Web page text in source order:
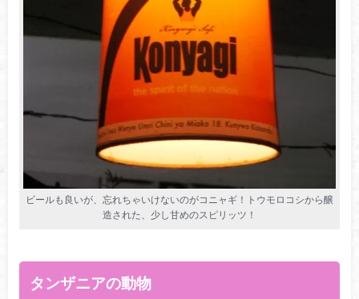
ビールも良いが、忘れちゃいけないのがコニャギ！トウモロコシから醸
造された、少し甘めのスピリッツ！
タンザニアの動物